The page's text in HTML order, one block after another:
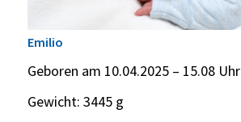
Emilio
Geboren am 10.04.2025 – 15.08 Uhr
Gewicht: 3445 g